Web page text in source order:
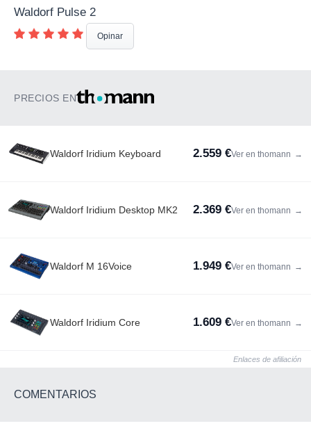
Waldorf Pulse 2
Opinar
PRECIOS EN
Waldorf Iridium Keyboard 2.559 €Ver en thomann →
Waldorf Iridium Desktop MK2 2.369 €Ver en thomann →
Waldorf M 16Voice 1.949 €Ver en thomann →
Waldorf Iridium Core 1.609 €Ver en thomann →
Enlaces de afiliación
COMENTARIOS